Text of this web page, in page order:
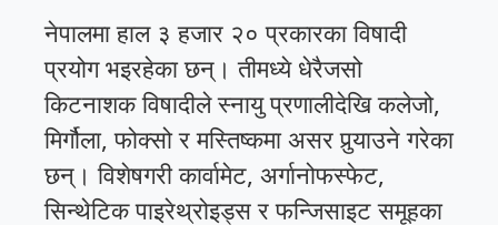
नेपालमा हाल ३ हजार २० प्रकारका विषादी
प्रयोग भइरहेका छन्। तीमध्ये धेरैजसो
किटनाशक विषादीले स्नायु प्रणालीदेखि कलेजो,
मिर्गौला, फोक्सो र मस्तिष्कमा असर पुर्‍याउने गरेका
छन्। विशेषगरी कार्वामेट, अर्गानोफस्फेट,
सिन्थेटिक पाइरेथ्रोइड्स र फन्जिसाइट समूहका